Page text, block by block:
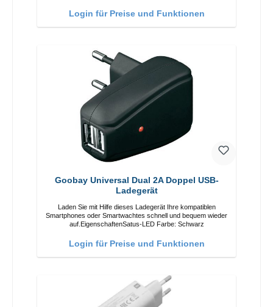
Login für Preise und Funktionen
Goobay Universal Dual 2A Doppel USB-
Ladegerät
Laden Sie mit Hilfe dieses Ladegerät Ihre kompatiblen
Smartphones oder Smartwachtes schnell und bequem wieder
auf.EigenschaftenSatus-LED Farbe: Schwarz
Login für Preise und Funktionen